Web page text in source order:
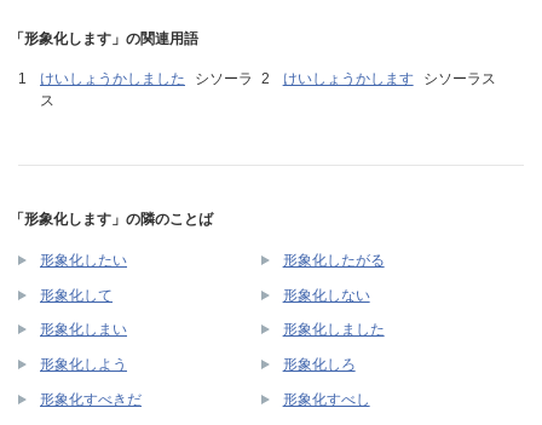
「形象化します」の関連用語
けいしょうかしました
シソーラ
ス
けいしょうかします シソーラス
「形象化します」の隣のことば
形象化したい 形象化したがる
形象化して 形象化しない
形象化しまい 形象化しました
形象化しよう 形象化しろ
形象化すべきだ 形象化すべし